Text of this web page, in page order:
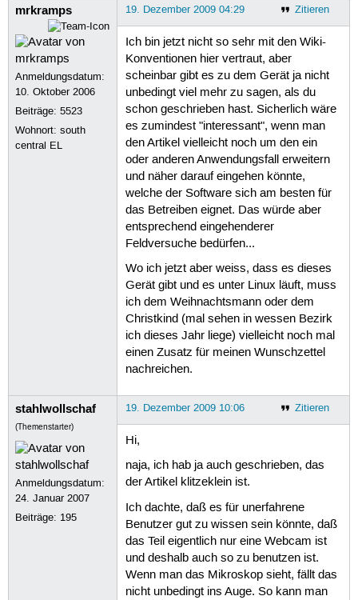
mrkramps
Anmeldungsdatum:
10. Oktober 2006
Beiträge:5523
Wohnort: south
central EL
Zitieren
19. Dezember 2009 04:29
Ich bin jetzt nicht so sehr mit den Wiki-
Konventionen hier vertraut, aber
scheinbar gibt es zu dem Gerät ja nicht
unbedingt viel mehr zu sagen, als du
schon geschrieben hast. Sicherlich wäre
es zumindest "interessant", wenn man
den Artikel vielleicht noch um den ein
oder anderen Anwendungsfall erweitern
und näher darauf eingehen könnte,
welche der Software sich am besten für
das Betreiben eignet. Das würde aber
entsprechend eingehenderer
Feldversuche bedürfen...
Wo ich jetzt aber weiss, dass es dieses
Gerät gibt und es unter Linux läuft, muss
ich dem Weihnachtsmann oder dem
Christkind (mal sehen in wessen Bezirk
ich dieses Jahr liege) vielleicht noch mal
einen Zusatz für meinen Wunschzettel
nachreichen.
stahlwollschaf
(Themenstarter)
Anmeldungsdatum:
24. Januar 2007
Beiträge: 195
Zitieren
19. Dezember 2009 10:06
Hi,
naja, ich hab ja auch geschrieben, das
der Artikel klitzeklein ist.
Ich dachte, daß es für unerfahrene
Benutzer gut zu wissen sein könnte, daß
das Teil eigentlich nur eine Webcam ist
und deshalb auch so zu benutzen ist.
Wenn man das Mikroskop sieht, fällt das
nicht unbedingt ins Auge. So kann man